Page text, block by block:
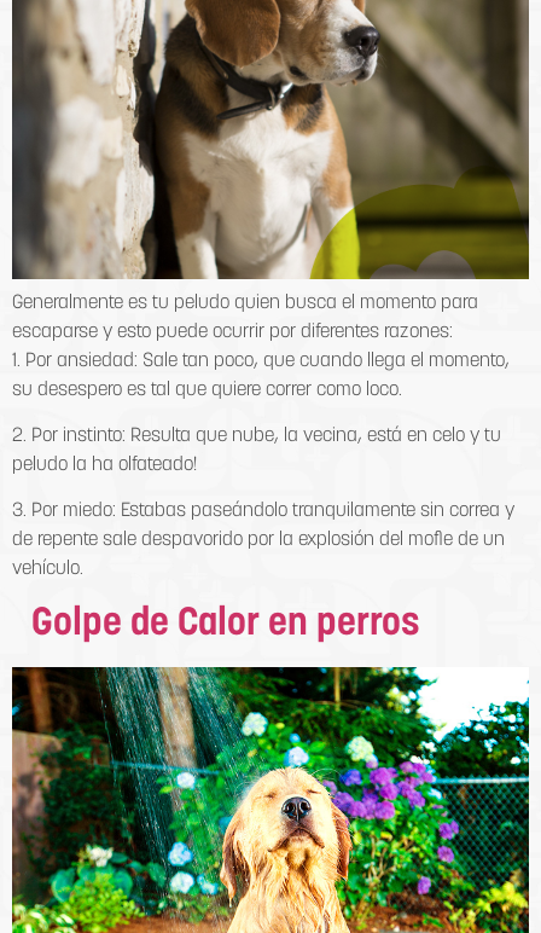
Generalmente es tu peludo quien busca el momento para
escaparse y esto puede ocurrir por diferentes razones:
1. Por ansiedad: Sale tan poco, que cuando llega el momento,
su desespero es tal que quiere correr como loco.
2. Por instinto: Resulta que nube, la vecina, está en celo y tu
peludo la ha olfateado!
3. Por miedo: Estabas paseándolo tranquilamente sin correa y
de repente sale despavorido por la explosión del mofle de un
vehículo.
Golpe de Calor en perros